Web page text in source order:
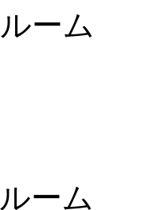
ーム
ーム